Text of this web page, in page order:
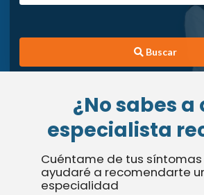
Buscar
¿No sabes a
especialista
Cuéntame de tus síntomas
ayudaré a recomendarte
especialidad